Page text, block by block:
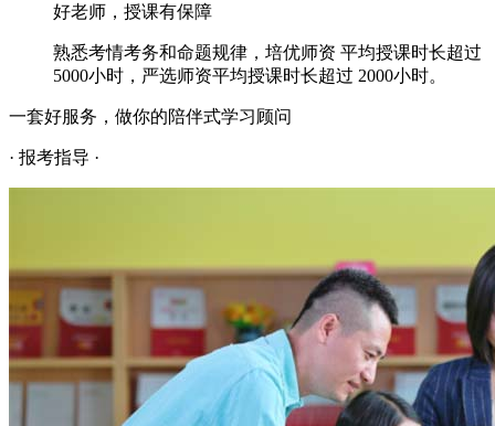
好老师，授课有保障
熟悉考情考务和命题规律，培优师资 平均授课时长超过
5000小时，严选师资平均授课时长超过 2000小时。
一套好服务，做你的陪伴式学习顾问
· 报考指导 ·